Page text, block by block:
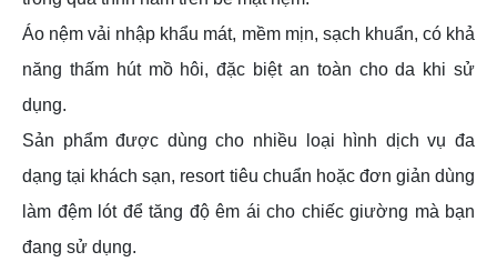
Áo nệm vải nhập khẩu mát, mềm mịn, sạch khuẩn, có khả
năng thấm hút mồ hôi, đặc biệt an toàn cho da khi sử
dụng.
Sản phẩm được dùng cho nhiều loại hình dịch vụ đa
dạng tại khách sạn, resort tiêu chuẩn hoặc đơn giản dùng
làm đệm lót để tăng độ êm ái cho chiếc giường mà bạn
đang sử dụng.